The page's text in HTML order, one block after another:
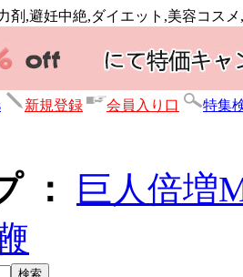
剤,避妊中絶,ダイエット,美容コス
新規登録 会員入り口 特集
：
巨人倍増